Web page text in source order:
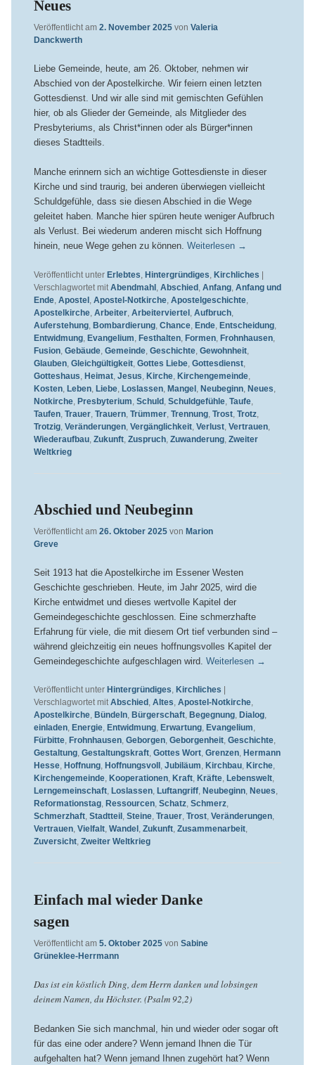
Neues
Veröffentlicht am 2. November 2025 von Valeria
Danckwerth
Liebe Gemeinde, heute, am 26. Oktober, nehmen wir
Abschied von der Apostelkirche. Wir feiern einen letzten
Gottesdienst. Und wir alle sind mit gemischten Gefühlen
hier, ob als Glieder der Gemeinde, als Mitglieder des
Presbyteriums, als Christ*innen oder als Bürger*innen
dieses Stadtteils.
Manche erinnern sich an wichtige Gottesdienste in dieser
Kirche und sind traurig, bei anderen überwiegen vielleicht
Schuldgefühle, dass sie diesen Abschied in die Wege
geleitet haben. Manche hier spüren heute weniger Aufbruch
als Verlust. Bei wiederum anderen mischt sich Hoffnung
hinein, neue Wege gehen zu können. Weiterlesen →
Veröffentlicht unter Erlebtes Hintergründiges Kirchliches |
Verschlagwortet mit Abendmahl, Abschied, Anfang, Anfang und
Ende, Apostel, Apostel-Notkirche, Apostelgeschichte,
Apostelkirche, Arbeiter, Arbeiterviertel, Aufbruch,
Auferstehung, Bombardierung, Chance, Ende, Entscheidung,
Entwidmung, Evangelium Festhalten, Formen, Frohnhausen,
Fusion, Gebäude, Gemeinde, Geschichte, Gewohnheit,
Glauben, Gleichgültigkeit, Gottes Liebe, Gottesdienst,
Gotteshaus Heimat, Jesus Kirche, Kirchengemeinde,
Kosten, Leben, Liebe, Loslassen, Mangel, Neubeginn, Neues
Notkirche, Presbyterium Schuld, Schuldgefühle, Taufe,
Taufen, Trauer, Trauern, Trümmer, Trennung, Trost, Trotz,
Trotzig, Veränderungen, Vergänglichkeit, Verlust, Vertrauen,
Wiederaufbau, Zukunft, Zuspruch, Zuwanderung, Zweiter
Weltkrieg
Abschied und Neubeginn
Veröffentlicht am 26. Oktober 2025 von Marion
Greve
Seit 1913 hat die Apostelkirche im Essener Westen
Geschichte geschrieben. Heute, im Jahr 2025, wird die
Kirche entwidmet und dieses wertvolle Kapitel der
Gemeindegeschichte geschlossen. Eine schmerzhafte
Erfahrung für viele, die mit diesem Ort tief verbunden sind –
während gleichzeitig ein neues hoffnungsvolles Kapitel der
Gemeindegeschichte aufgeschlagen wird. Weiterlesen →
Veröffentlicht unter Hintergründiges, Kirchliches
Verschlagwortet mit Abschied , Altes, Apostel-Notkirche,
Apostelkirche, Bündeln, Bürgerschaft, Begegnung, Dialog,
einladen, Energie, Entwidmung, Erwartung, Evangelium,
Fürbitte, Frohnhausen, Geborgen, Geborgenheit, Geschichte,
Gestaltung, Gestaltungskraft, Gottes Wort, Grenzen, Hermann
Hesse, Hoffnung, Hoffnungsvoll , Jubiläum, Kirchbau, Kirche,
Kirchengemeinde, Kooperationen, Kraft, Kräfte, Lebenswelt,
Lerngemeinschaft, Loslassen, Luftangriff, Neubeginn, Neues,
Reformationstag, Ressourcen, Schatz, Schmerz,
Schmerzhaft, Stadtteil , Steine, Trauer, Trost, Veränderungen,
Vertrauen, Vielfalt, Wandel , Zukunft, Zusammenarbeit,
Zuversicht, Zweiter Weltkrieg
Einfach mal wieder Danke
sagen
Veröffentlicht am 5. Oktober 2025 von Sabine
Grüneklee-Herrmann
Das ist ein köstlich Ding, dem Herrn danken und lobsingen
deinem Namen, du Höchster. (Psalm 92,2)
Bedanken Sie sich manchmal, hin und wieder oder sogar oft
für das eine oder andere? Wenn jemand Ihnen die Tür
aufgehalten hat? Wenn jemand Ihnen zugehört hat? Wenn